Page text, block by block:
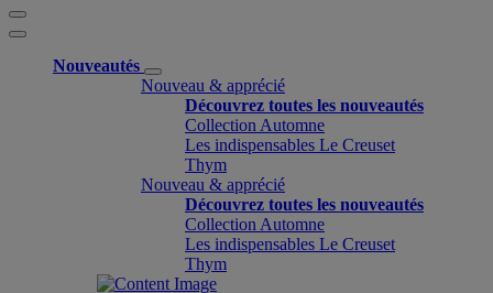
Nouveautés
Nouveau & apprécié
Découvrez toutes les nouveautés
Collection Automne
Les indispensables Le Creuset
Thym
Nouveau & apprécié
Découvrez toutes les nouveautés
Collection Automne
Les indispensables Le Creuset
Thym